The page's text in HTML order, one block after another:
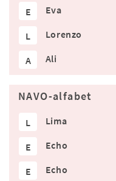
E Eva
L Lorenzo
A Ali
NAVO-alfabet
L Lima
E Echo
E Echo